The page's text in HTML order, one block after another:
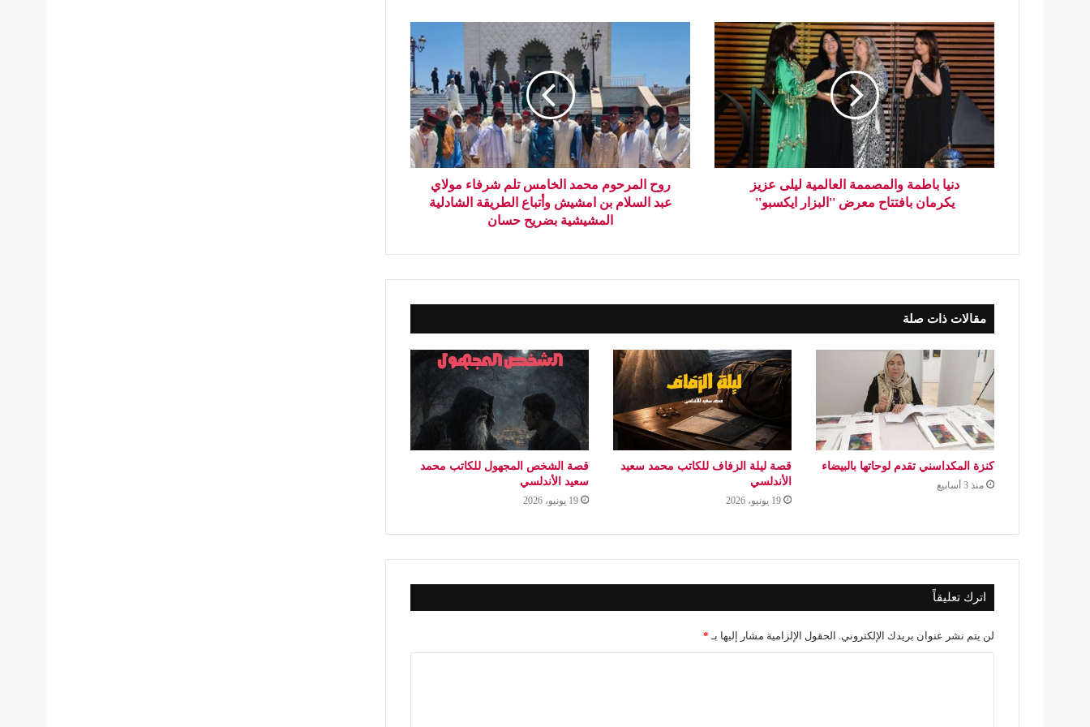
دنيا باطمة والمصممة العالمية ليلى عزيز
يكرمان بافتتاح معرض ''البزار ايكسبو''
روح المرحوم محمد الخامس تلم شرفاء مولاي
عبد السلام بن امشيش وأتباع الطريقة الشادلية
المشيشية بضريح حسان
مقالات ذات صلة
كنزة المكداسني تقدم لوحاتها بالبيضاء
منذ 3 أسابيع
قصة ليلة الزفاف للكاتب محمد سعيد
الأندلسي
19 يونيو، 2026
قصة الشخص المجهول للكاتب محمد
سعيد الأندلسي
19 يونيو، 2026
اترك تعليقاً
لن يتم نشر عنوان بريدك الإلكتروني. الحقول الإلزامية مشار إليها بـ *